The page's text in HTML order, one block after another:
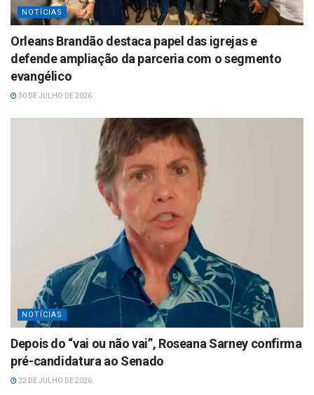
NOTÍCIAS
Orleans Brandão destaca papel das igrejas e
defende ampliação da parceria com o segmento
evangélico
30 DE JULHO DE 2026
NOTÍCIAS
Depois do “vai ou não vai”, Roseana Sarney confirma
pré-candidatura ao Senado
22 DE JULHO DE 2026